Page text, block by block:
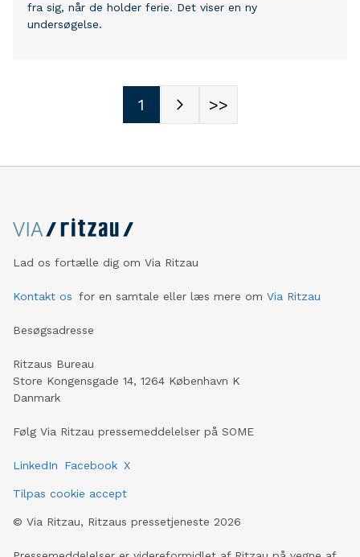
fra sig, når de holder ferie. Det viser en ny
undersøgelse.
1 >>
Lad os fortælle dig om Via Ritzau
Kontakt os for en samtale eller læs mere om Via Ritzau
Besøgsadresse
Ritzaus Bureau
Store Kongensgade 14, 1264 København K
Danmark
Følg Via Ritzau pressemeddelelser på SOME
LinkedIn Facebook X
Tilpas cookie accept
© Via Ritzau, Ritzaus pressetjeneste 2026